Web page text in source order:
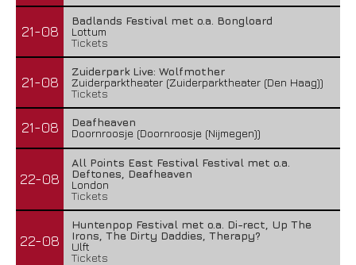
21-08
Badlands Festival met o.a. Bongloard
Lottum
Tickets
21-08
Zuiderpark Live: Wolfmother
Zuiderparktheater (Zuiderparktheater (Den Haag))
Tickets
21-08
Deafheaven
Doornroosje (Doornroosje (Nijmegen))
22-08
All Points East Festival Festival met o.a.
Deftones, Deafheaven
London
Tickets
22-08
Huntenpop Festival met o.a. Di-rect, Up The
Irons, The Dirty Daddies, Therapy?
Ulft
Tickets